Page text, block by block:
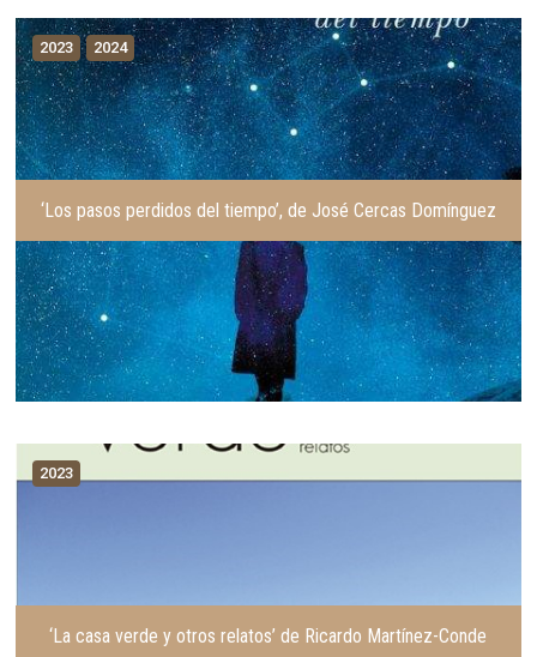
2023 2024
‘Los pasos perdidos del tiempo’, de José Cercas Domínguez
2023
‘La casa verde y otros relatos’ de Ricardo Martínez-Conde